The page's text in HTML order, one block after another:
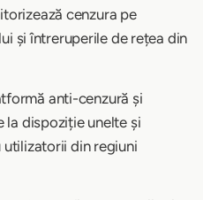
cenzura pe
și întreruperile de rețea din
anti-cenzură și
la dispoziție unelte și
din regiuni